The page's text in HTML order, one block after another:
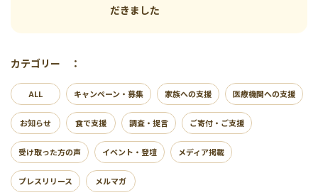
だきました
カテゴリー ：
ALL キャンペーン・募集 家族への支援 医療機関への支援
お知らせ 食で支援 調査・提言 ご寄付・ご支援
受け取った方の声 イベント・登壇 メディア掲載
プレスリリース メルマガ